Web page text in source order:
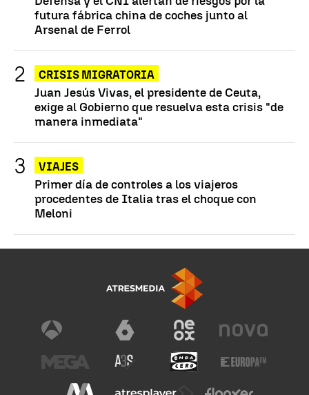
futura fábrica china de coches junto al
Arsenal de Ferrol
CRISIS MIGRATORIA
Juan Jesús Vivas, el presidente de Ceuta,
exige al Gobierno que resuelva esta crisis "de
manera inmediata"
VIAJES
Primer día de controles a los viajeros
procedentes de Italia tras el choque con
Meloni